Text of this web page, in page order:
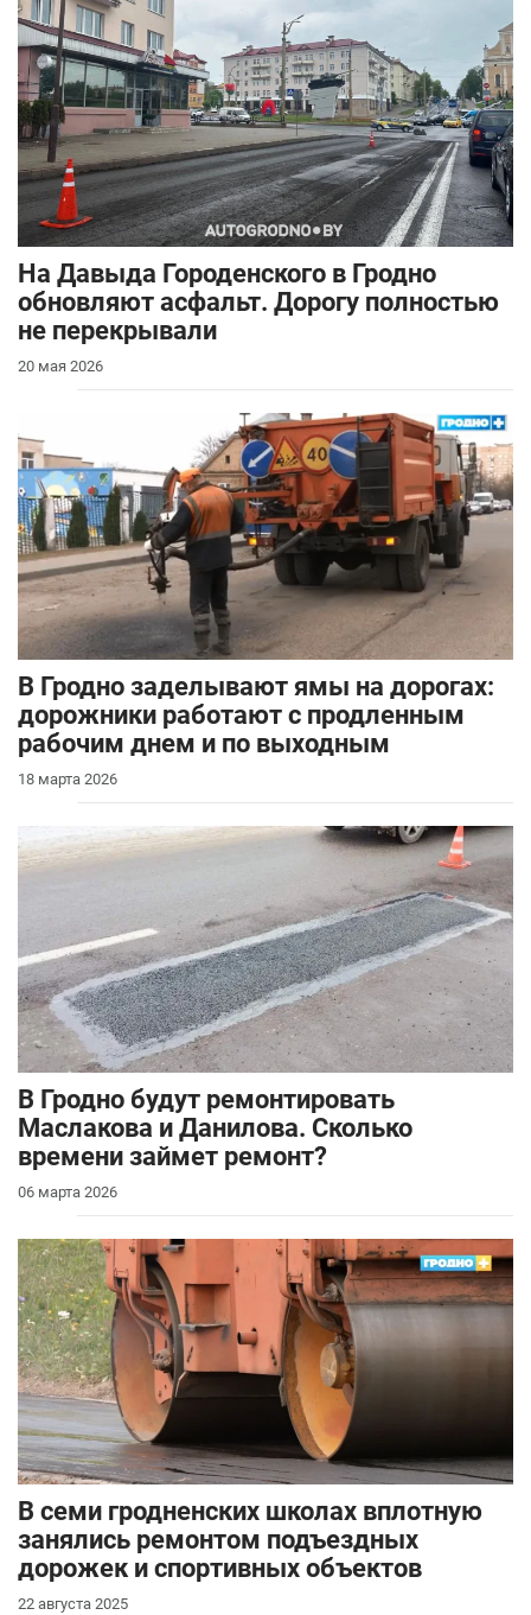
На Давыда Городенского в Гродно
обновляют асфальт. Дорогу полностью
не перекрывали
20 мая 2026
В Гродно заделывают ямы на дорогах:
дорожники работают с продленным
рабочим днем и по выходным
18 марта 2026
В Гродно будут ремонтировать
Маслакова и Данилова. Сколько
времени займет ремонт?
06 марта 2026
В семи гродненских школах вплотную
занялись ремонтом подъездных
дорожек и спортивных объектов
22 августа 2025